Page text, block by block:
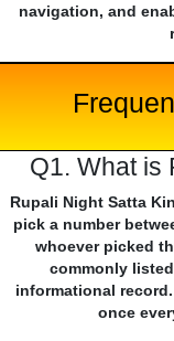
navigation, and
Q1. What is
Rupali Night Satta
pick a number
whoever picked
commonly
informational
once